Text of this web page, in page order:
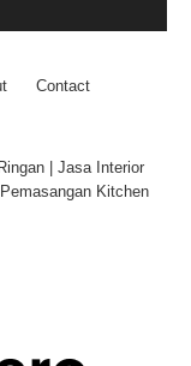
Contact
| Jasa Interior
Kitchen